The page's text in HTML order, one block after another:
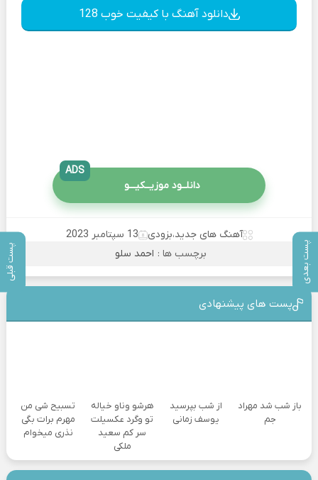
پست بعدی پست قبلی
دانلود آهنگ با کیفیت خوب 128
دانلــود موزیــکیـــو
ADS
آهنگ های جدید،بزودی
13 سپتامبر 2023
برچسب ها : احمد سلو
پست های پیشنهادی
باز شب شد مهراد
جم
از شب بپرسید
یوسف زمانی
هرشو وناو خیاله
تو وگرد عکسیلت
سر کم سعید
ملکی
تسبیح شی من
مهرم برات بگی
نذری میخوام